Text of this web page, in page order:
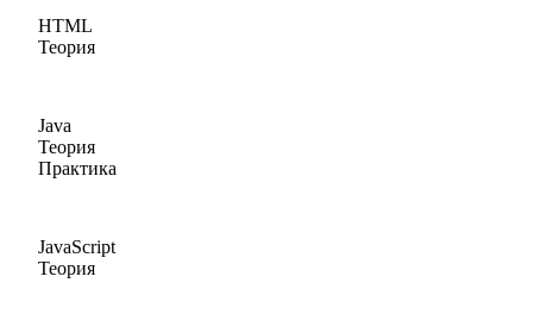
HTML
Теория
Java
Теория
Практика
JavaScript
Теория